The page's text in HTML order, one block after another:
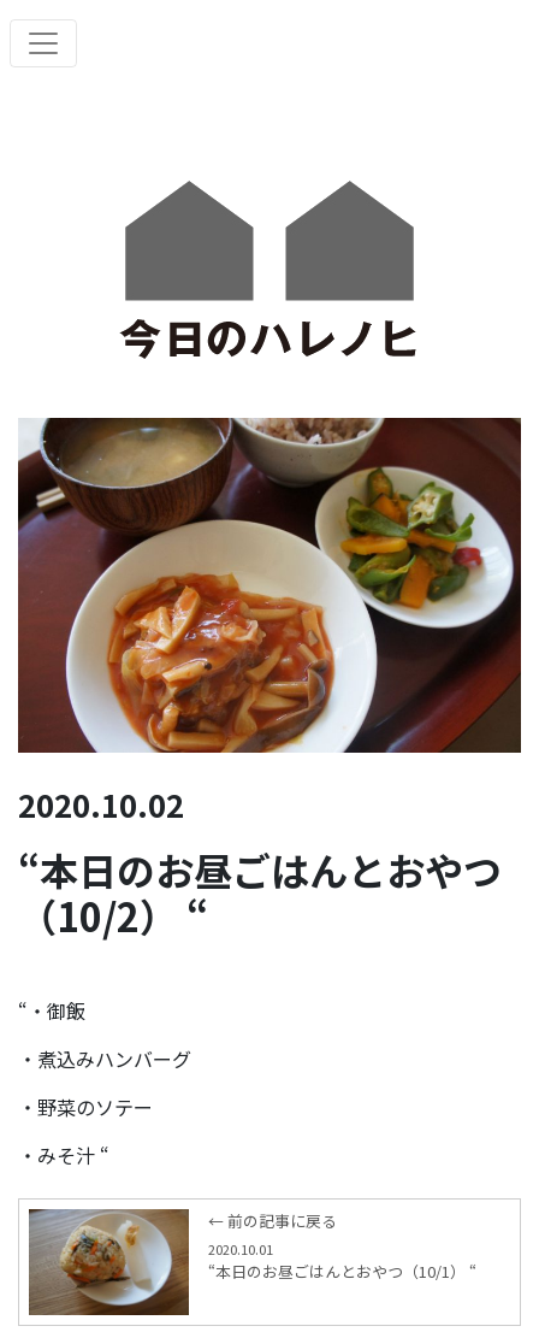
2020.10.02
“本日のお昼ごはんとおやつ
（10/2） “
“・御飯
・煮込みハンバーグ
・野菜のソテー
・みそ汁 “
← 前の記事に戻る
2020.10.01
“本日のお昼ごはんとおやつ（10/1） “